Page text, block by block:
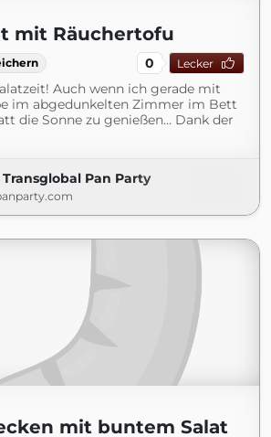
mit Räuchertofu
0 Lecker
Auch wenn ich gerade mit
im abgedunkelten Zimmer im Bett
die Sonne zu genießen… Dank der
Transglobal Pan Party
mit buntem Salat